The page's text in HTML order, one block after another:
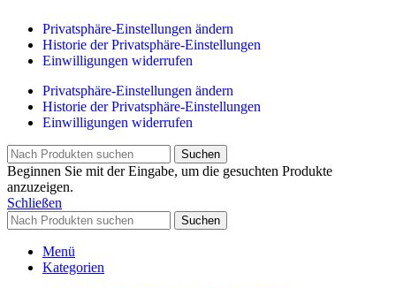
Privatsphäre-Einstellungen ändern
Historie der Privatsphäre-Einstellungen
Einwilligungen widerrufen
Privatsphäre-Einstellungen ändern
Historie der Privatsphäre-Einstellungen
Einwilligungen widerrufen
Suchen
Beginnen Sie mit der Eingabe, um die gesuchten Produkte
anzuzeigen.
Schließen
Suchen
Menü
Kategorien